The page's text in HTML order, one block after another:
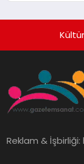
Reklam & İşbirliği: